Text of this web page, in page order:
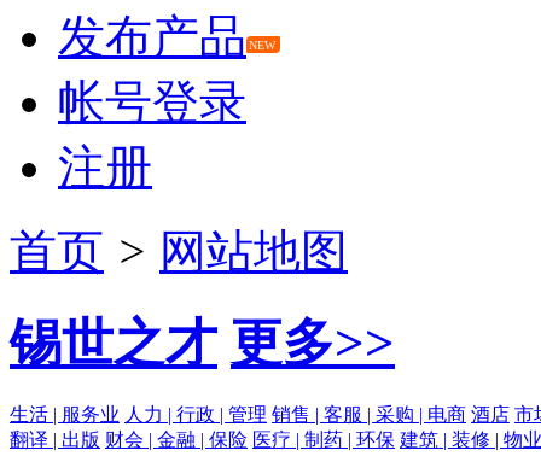
发布产品 NEW
帐号登录
注册
首页 > 网站地图
锡世之才 更多>>
生活 | 服务业 人力 | 行政 | 管理 销售 | 客服 | 采购 | 电商 酒店 市
翻译 | 出版 财会 | 金融 | 保险 医疗 | 制药 | 环保 建筑 | 装修 | 物